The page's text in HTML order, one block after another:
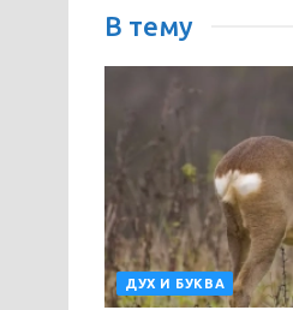
В тему
ДУХ И БУКВА